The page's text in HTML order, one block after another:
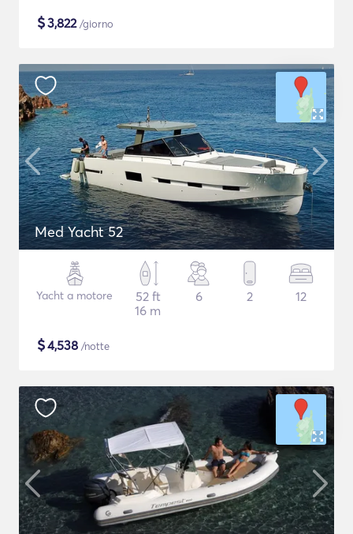
$3,822/giorno
Med Yacht 52
Yacht a motore
52 ft
16 m
6 2 12
$4,538 /notte